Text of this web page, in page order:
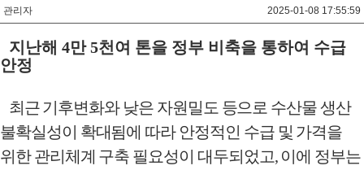
관리자 2025-01-08 17:55:59
지난해 4만5천여 톤을 정부 비축을 통하여 수급
안정
최근 기후변화와 낮은 자원밀도 등으로 수산물 생산
불확실성이 확대됨에 따라 안정적인 수급 및 가격을
위한 관리체계 구축 필요성이 대두되었고, 이에 정부는